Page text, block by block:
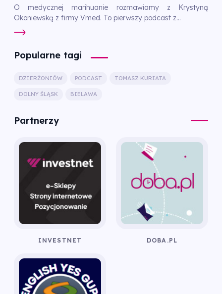
O medycznej marihuanie rozmawiamy z Krystyną
Okoniewską z firmy Vmed. To pierwszy podcast z...
Popularne tagi
DZIERŻONIÓW PODCAST TOMASZ KURIATA
DOLNY ŚLĄSK BIELAWA
Partnerzy
INVESTNET DOBA.PL